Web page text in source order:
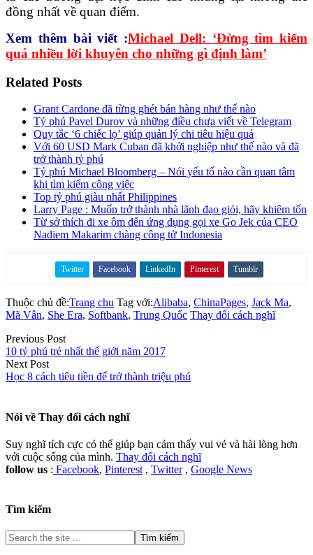
đồng nhất về quan điểm.
Xem thêm bài viết :Michael Dell: ‘Đừng tìm kiếm
quá nhiều lời khuyên cho những gì định làm’
Related Posts
Grant Cardone đã từng ghét bán hàng như thế nào
Tỷ phú Pavel Durov và những điều chưa viết về Telegram
Quy tắc ‘6 chiếc lọ’ giúp quản lý chi tiêu hiệu quả
Với 60 USD Mark Cuban đã khởi nghiệp như thế nào và đã
trở thành tỷ phú
Tỷ phú Michael Bloomberg – Nói yếu tố nào cần quan tâm
khi tìm kiếm công việc
Top tỷ phú giàu nhất Philippines
Larry Page : Muốn trở thành nhà lãnh đạo giỏi, hãy khiêm tốn
Từ sở thích đi xe ôm đến ứng dụng gọi xe Go Jek của CEO
Nadiem Makarim chàng công tử Indonesia
Twitter Facebook LinkedIn Pinterest Tumblr
Thuộc chủ đề:Trang chu Tag với:Alibaba, ChinaPages, Jack Ma,
Mã Vân, She Era, Softbank, Trung Quốc Thay đổi cách nghĩ
Previous Post
10 tỷ phú trẻ nhất thế giới năm 2017
Next Post
Học 8 cách tiêu tiền để trở thành triệu phú
Nói về Thay đổi cách nghĩ
Suy nghĩ tích cực có thể giúp bạn cảm thấy vui vẻ và hài lòng hơn
với cuộc sống của mình. Thay đổi cách nghĩ
follow us : Facebook, Pinterest , Twitter, Google News
Tìm kiếm